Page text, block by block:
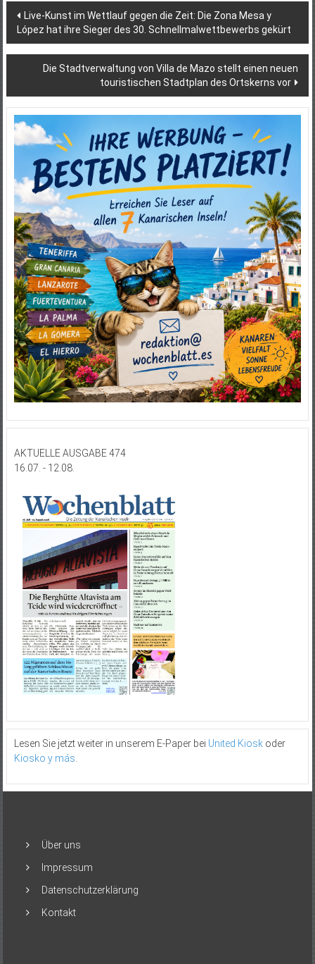
Beitragsnavigation
Live-Kunst im Wettlauf gegen die Zeit: Die Zona Mesa y
López hat ihre Sieger des 30. Schnellmalwettbewerbs gekürt
Die Stadtverwaltung von Villa de Mazo stellt einen neuen
touristischen Stadtplan des Ortskerns vor
AKTUELLE AUSGABE 474
16.07. - 12.08.
Lesen Sie jetzt weiter in unserem E-Paper bei United Kioskoder
Kiosko y más
Über uns
Impressum
Datenschutzerklärung
Kontakt